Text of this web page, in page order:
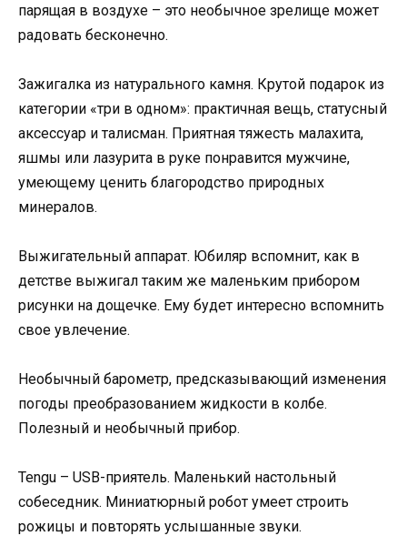
парящая в воздухе – это необычное зрелище может
радовать бесконечно.
Зажигалка из натурального камня. Крутой подарок из
категории «три в одном»: практичная вещь, статусный
аксессуар и талисман. Приятная тяжесть малахита,
яшмы или лазурита в руке понравится мужчине,
умеющему ценить благородство природных
минералов.
Выжигательный аппарат. Юбиляр вспомнит, как в
детстве выжигал таким же маленьким прибором
рисунки на дощечке. Ему будет интересно вспомнить
свое увлечение.
Необычный барометр, предсказывающий изменения
погоды преобразованием жидкости в колбе.
Полезный и необычный прибор.
Tengu – USB-приятель. Маленький настольный
собеседник. Миниатюрный робот умеет строить
рожицы и повторять услышанные звуки.